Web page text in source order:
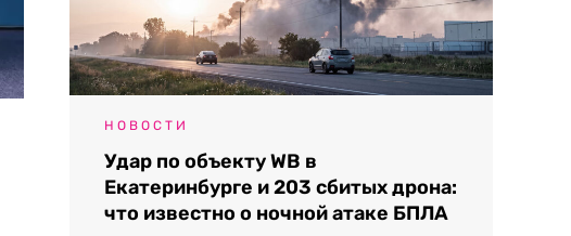
НОВОСТИ
Удар по объекту WB в
Екатеринбурге и 203 сбитых дрона:
что известно о ночной атаке БПЛА